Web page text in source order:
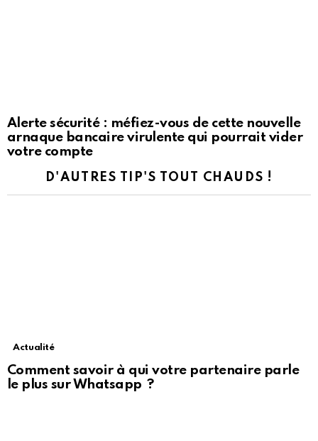
Alerte sécurité : méfiez-vous de cette nouvelle
arnaque bancaire virulente qui pourrait vider
votre compte
D'AUTRES TIP'S TOUT CHAUDS !
Actualité
Comment savoir à qui votre partenaire parle
le plus sur Whatsapp ?